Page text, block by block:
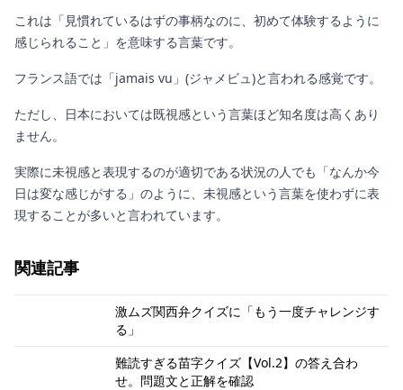
これは「見慣れているはずの事柄なのに、初めて体験するように
感じられること」を意味する言葉です。
フランス語では「jamais vu」(ジャメビュ)と言われる感覚です。
ただし、日本においては既視感という言葉ほど知名度は高くあり
ません。
実際に未視感と表現するのが適切である状況の人でも「なんか今
日は変な感じがする」のように、未視感という言葉を使わずに表
現することが多いと言われています。
関連記事
激ムズ関西弁クイズに「もう一度チャレンジす
る」
難読すぎる苗字クイズ【Vol.2】の答え合わ
せ。問題文と正解を確認